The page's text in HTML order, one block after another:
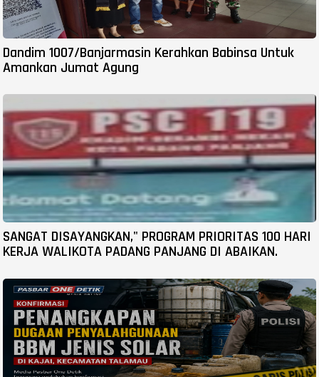
Dandim 1007/Banjarmasin Kerahkan Babinsa Untuk
Amankan Jumat Agung
SANGAT DISAYANGKAN," PROGRAM PRIORITAS 100 HARI
KERJA WALIKOTA PADANG PANJANG DI ABAIKAN.